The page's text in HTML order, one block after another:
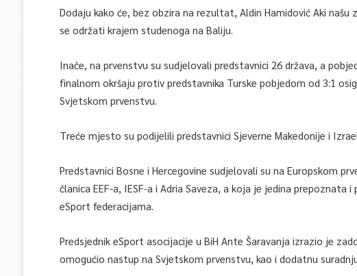
Dodaju kako će, bez obzira na rezultat, Aldin Hamidović Aki
se održati krajem studenoga na Baliju.
Inače, na prvenstvu su sudjelovali predstavnici 26 država, a
finalnom okršaju protiv predstavnika Turske pobjedom od 3:1
Svjetskom prvenstvu.
Treće mjesto su podijelili predstavnici Sjeverne Makedonije i
Predstavnici Bosne i Hercegovine sudjelovali su na Europskom
članica EEF-a, IESF-a i Adria Saveza, a koja je jedina prepoznata
eSport federacijama.
Predsjednik eSport asocijacije u BiH Ante Šaravanja izrazio je
omogućio nastup na Svjetskom prvenstvu, kao i dodatnu